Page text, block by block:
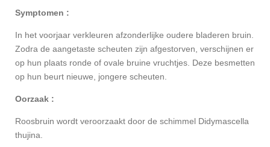
Symptomen :
In het voorjaar verkleuren afzonderlijke oudere bladeren bruin.
Zodra de aangetaste scheuten zijn afgestorven, verschijnen er
op hun plaats ronde of ovale bruine vruchtjes. Deze besmetten
op hun beurt nieuwe, jongere scheuten.
Oorzaak :
Roosbruin wordt veroorzaakt door de schimmel Didymascella
thujina.